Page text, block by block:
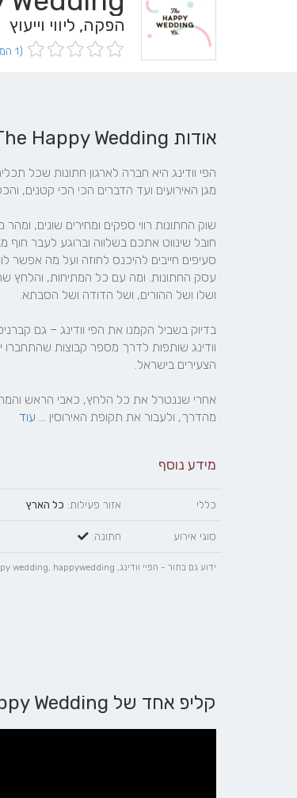
הפקה, ליווי וייעוץ
(1 המלצות וחוות דעת)
אודות The Happy Wedding
מהדרך, ולעבור את תקופת האירוסין ... עוד
מידע נוסף
כללי אזור פעילות: כל הארץ
סוגי אירוע חתונה:
ידוע גם בתור - הפיי וודינג, happy wedding, happywedding, הפי ודינג, הפיי ודינג, הפייודינג, The Happy Wedding
קליפ אחד של The Happy Wedding